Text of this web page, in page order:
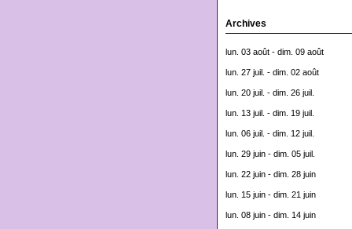
Archives
lun. 03 août - dim. 09 août
lun. 27 juil. - dim. 02 août
lun. 20 juil. - dim. 26 juil.
lun. 13 juil. - dim. 19 juil.
lun. 06 juil. - dim. 12 juil.
lun. 29 juin - dim. 05 juil.
lun. 22 juin - dim. 28 juin
lun. 15 juin - dim. 21 juin
lun. 08 juin - dim. 14 juin